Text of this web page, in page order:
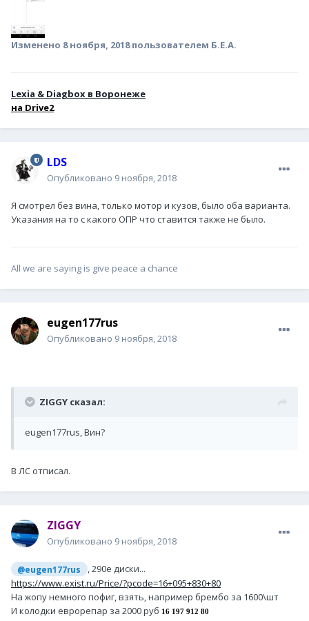
Изменено 8 ноября, 2018пользователем Б.Е.А.
Lexia & Diagbox в Воронеже
на Drive2
LDS
Опубликовано 9 ноября, 2018
Я смотрел без вина, только мотор и кузов, было оба варианта.
Указания на то с какого ОПР что ставится также не было.
All we are saying is give peace a chance
eugen177rus
Опубликовано 9 ноября, 2018
ZIGGY сказал:
eugen177rus, Вин?
В ЛС отписал.
ZIGGY
Опубликовано 9 ноября, 2018
@eugen177rus
, 290е диски...
https://www.exist.ru/Price/?pcode=16+095+830+80
На жопу немного пофиг, взять, например брембо за 1600\шт
И колодки еврорепар за 2000 руб 16 197 912 80